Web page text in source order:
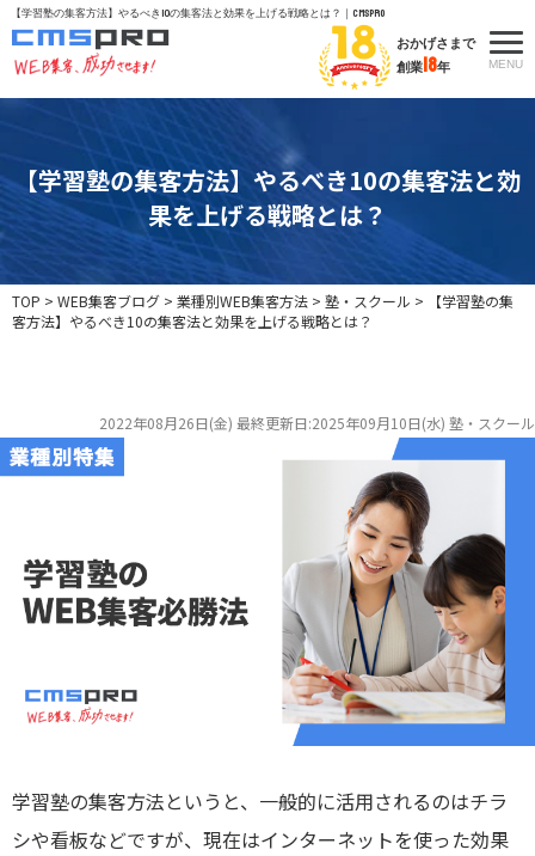
【学習塾の集客方法】やるべき10の集客法と効果を上げる戦略とは？｜CMSpro
おかげさまで
創業18年 MENU
【学習塾の集客方法】やるべき10の集客法と効
果を上げる戦略とは？
TOP > WEB集客ブログ > 業種別WEB集客方法 > 塾・スクール >
【学習塾の集
客方法】やるべき10の集客法と効果を上げる戦略とは？
2022年08月26日(金) 最終更新日:2025年09月10日(水) 塾・スクール
学習塾の集客方法というと、一般的に活用されるのはチラ
シや看板などですが、現在はインターネットを使った効果